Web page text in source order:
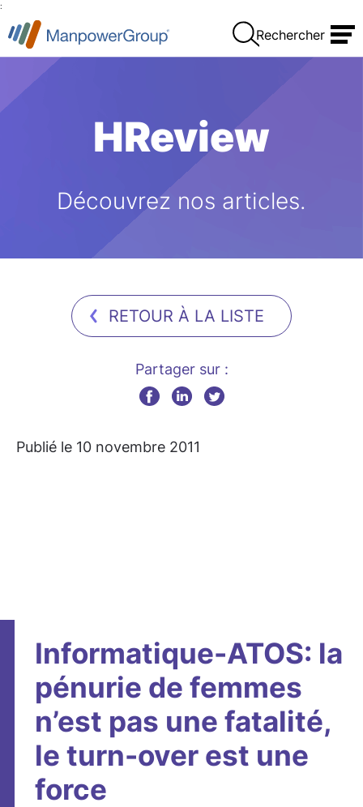
:
Rechercher
HReview
Découvrez nos articles.
RETOUR À LA LISTE
Partager sur :
Publié le 10 novembre 2011
Informatique-ATOS: la
pénurie de femmes
n’est pas une fatalité,
le turn-over est une
force